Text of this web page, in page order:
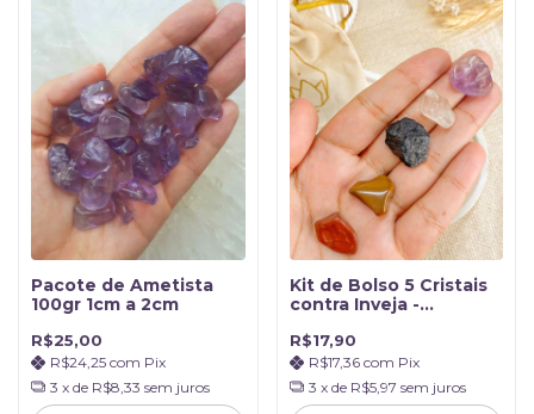
Pacote de Ametista
100gr 1cm a 2cm
R$25,00
R$24,25 com Pix
3 x de R$8,33 sem juros
Kit de Bolso 5 Cristais
contra Inveja -
R$17,90
R$17,36 com Pix
3 x de R$5,97 sem juros